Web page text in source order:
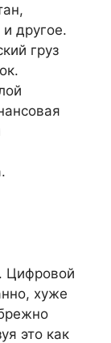
другое.
груз
Цифровой
хуже
это как